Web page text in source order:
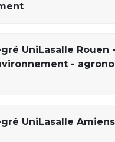
UniLasalle
-
UniLasalle